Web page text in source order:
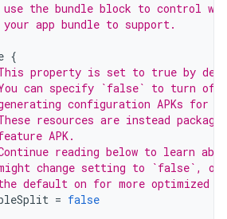
the bundle block to control
app bundle to support.
{
property is set to true by
can specify `false` to turn off
configuration APKs for
resources are instead
APK.
reading below to learn
change setting to `false`,
default on for more optimized
= false